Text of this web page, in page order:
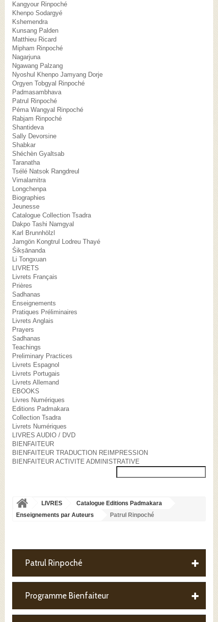
Kangyour Rinpoché
Khenpo Sodargyé
Kshemendra
Kunsang Palden
Matthieu Ricard
Mipham Rinpoché
Nagarjuna
Ngawang Palzang
Nyoshul Khenpo Jamyang Dorje
Orgyen Tobgyal Rinpoché
Padmasambhava
Patrul Rinpoché
Péma Wangyal Rinpoché
Rabjam Rinpoché
Shantideva
Sally Devorsine
Shabkar
Shéchèn Gyaltsab
Taranatha
Tsélé Natsok Rangdreul
Vimalamitra
Longchenpa
Biographies
Jeunesse
Catalogue Collection Tsadra
Dakpo Tashi Namgyal
Karl Brunnhölzl
Jamgön Kongtrul Lodreu Thayé
Śikṣānanda
Li Tongxuan
LIVRETS
Livrets Français
Prières
Sadhanas
Enseignements
Pratiques Préliminaires
Livrets Anglais
Prayers
Sadhanas
Teachings
Preliminary Practices
Livrets Espagnol
Livrets Portugais
Livrets Allemand
EBOOKS
Livres Numériques
Editions Padmakara
Collection Tsadra
Livrets Numériques
LIVRES AUDIO / DVD
BIENFAITEUR
BIENFAITEUR TRADUCTION REIMPRESSION
BIENFAITEUR ACTIVITE ADMINISTRATIVE
LIVRES
Catalogue Editions Padmakara
Enseignements par Auteurs
Patrul Rinpoché
Patrul Rinpoché
Programme Bienfaiteur